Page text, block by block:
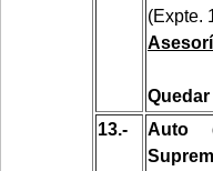
(Expte.
13.- Auto